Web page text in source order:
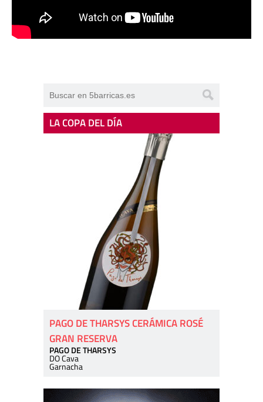
LA COPA DEL DÍA
PAGO DE THARSYS CERÁMICA ROSÉ
GRAN RESERVA
PAGO DE THARSYS
DO Cava
Garnacha